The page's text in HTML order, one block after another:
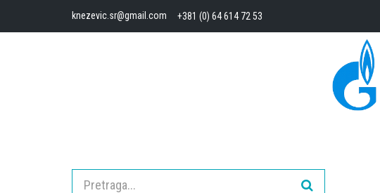
knezevic.sr@gmail.com +381 (0) 64 614 72 53